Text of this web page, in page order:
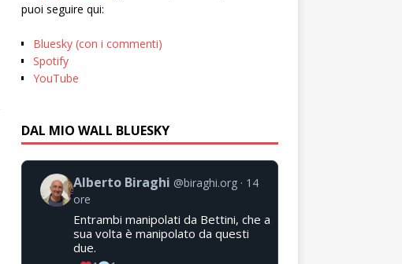
puoi seguire qui:
Bluesky (con i commenti)
Spotify
YouTube
DAL MIO WALL BLUESKY
Alberto Biraghi @biraghi.org
14
ore
Entrambi manipolati da Bettini, che a
sua volta è manipolato da questi
due.